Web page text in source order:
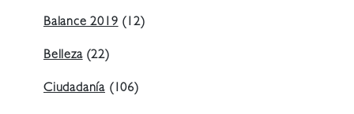
Balance 2019 (12)
Belleza(22)
Ciudadanía (106)